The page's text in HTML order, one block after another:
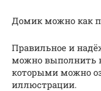
Домик можно как
Правильное и
можно выполнить
которыми можно
иллюстрации.